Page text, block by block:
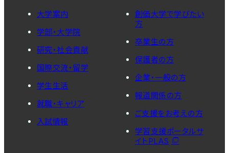
大学案内
学部・大学院
研究・社会貢献
国際交流・留学
学生生活
就職・キャリア
入試情報
創価大学で学びたい
方
卒業生の方
保護者の方
企業・一般の方
報道関係の方
ご支援をお考えの方
学習支援ポータルサ
イトPLAS